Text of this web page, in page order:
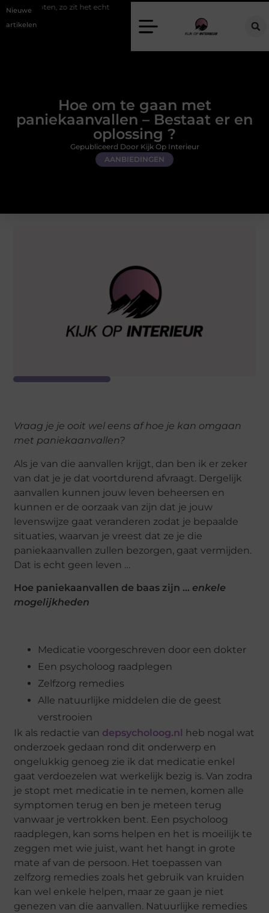
Nieuwe
artikelen
zit het echt Een energiezuinige hanglamp kopen in Gelderland
Hoe om te gaan met
paniekaanvallen – Bestaat er en
oplossing ?
AANBIEDINGEN
Gepubliceerd Door Kijk Op Interieur
Vraag je je ooit wel eens af hoe je kan omgaan
met paniekaanvallen?
Als je van die aanvallen krijgt, dan ben ik er zeker
van dat je je dat voortdurend afvraagt. Dergelijk
aanvallen kunnen jouw leven beheersen en
kunnen er de oorzaak van zijn dat je jouw
levenswijze gaat veranderen zodat je bepaalde
situaties, waarvan je vreest dat ze je die
paniekaanvallen zullen bezorgen, gaat vermijden.
Dat is echt geen leven …
Hoe paniekaanvallen de baas zijn …enkele
mogelijkheden
Medicatie voorgeschreven door een dokter
Een psycholoog raadplegen
Zelfzorg remedies
Alle natuurlijke middelen die de geest
verstrooien
Ik als redactie van depsycholoog.nl heb nogal wat
onderzoek gedaan rond dit onderwerp en
ongelukkig genoeg zie ik dat medicatie enkel
gaat verdoezelen wat werkelijk bezig is. Van zodra
je stopt met medicatie in te nemen, komen alle
symptomen terug en ben je meteen terug
vanwaar je vertrokken bent. Een psycholoog
raadplegen, kan soms helpen en het is moeilijk te
zeggen met wie juist, want het hangt in grote
mate af van de persoon. Het toepassen van
zelfzorg remedies zoals het gebruik van kruiden
kan wel enkele helpen, maar ze gaan je niet
genezen van die aanvallen. Natuurlijke remedies